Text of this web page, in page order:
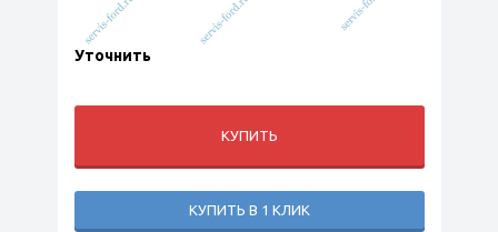
Уточнить
КУПИТЬ
КУПИТЬ В 1 КЛИК